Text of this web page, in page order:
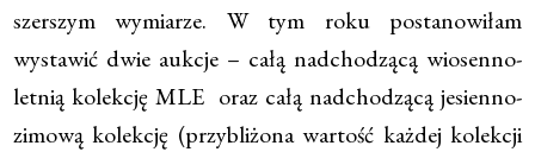
szerszym wymiarze. W tym roku postanowiłam
wystawić dwie aukcje – całą nadchodzącą wiosenno-
letnią kolekcję MLE oraz całą nadchodzącą jesienno-
zimową kolekcję (przybliżona wartość każdej kolekcji